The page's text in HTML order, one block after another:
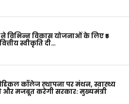
विभिन्न विकास योजनाओं के लिए ₹5
स्वीकृति दी…
कॉलेज स्थापना पर मंथन, स्वास्थ्य
और मजबूत करेगी सरकार: मुख्यमंत्री